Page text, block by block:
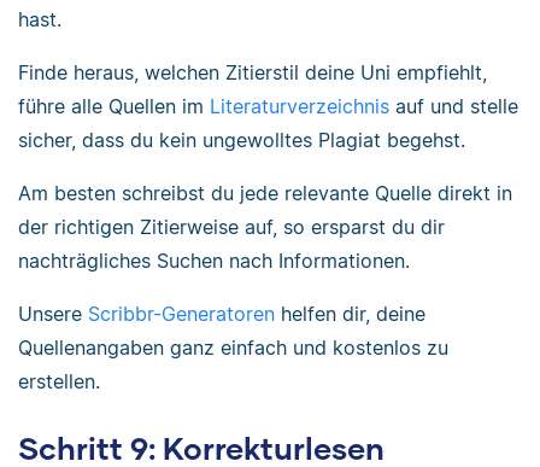
hast.
Finde heraus, welchen Zitierstil deine Uni empfiehlt,
führe alle Quellen im Literaturverzeichnis auf und stelle
sicher, dass du kein ungewolltes Plagiat begehst.
Am besten schreibst du jede relevante Quelle direkt in
der richtigen Zitierweise auf, so ersparst du dir
nachträgliches Suchen nach Informationen.
Unsere Scribbr-Generatoren helfen dir, deine
Quellenangaben ganz einfach und kostenlos zu
erstellen.
Schritt 9: Korrekturlesen